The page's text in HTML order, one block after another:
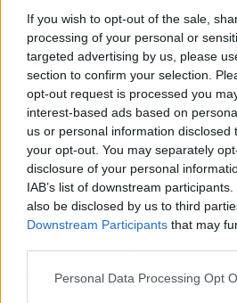
If you wish to opt-out of the sale,
processing of your personal or
targeted advertising by us, please
section to confirm your selection.
opt-out request is processed you
interest-based ads based on
us or personal information disclosed
your opt-out. You may separately
disclosure of your personal
IAB’s list of downstream
also be disclosed by us to third
Downstream Participants that may
Personal Data Processing Opt
los 45.000 euros de media Fuente: Agencias
En esta línea, lasmarcas de
irrumpido con fuerza en el
español, logrando una
que la media europea. Su
productos muy
bajosque los fabricantes
nuevas marcas son las que
el mercado y obligando a
generalistas europeos a
para no perder a los
todo, un precio razonable.